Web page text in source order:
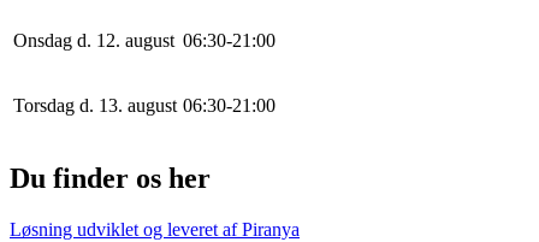
Onsdag d. 12. august 06:30-21 :00
Torsdag d. 13. august 06:30-21 :00
Du finder os her
Løsning udviklet og leveret afPiranya